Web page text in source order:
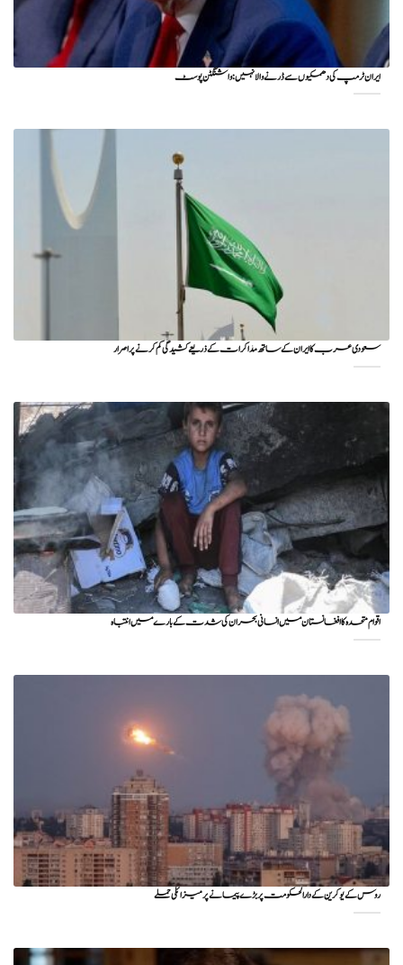
ایران ٹرمپ کی دھمکیوں سے ڈرنے والا نہیں: واشنگٹن پوسٹ
سعودی عرب کا ایران کے ساتھ مذاکرات کے ذریعے کشیدگی کم کرنے پر اصرار
اقوام متحدہ کا افغانستان میں انسانی بحران کی شدت کے بارے میں انتباہ
روس کے یوکرین کے دارالحکومت پر بڑے پیمانے پر میزائلی حملے